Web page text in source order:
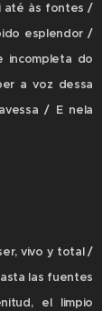
até às fontes /
esplendor /
incompleta do
a voz dessa
/ E nela
vivo y total /
las fuentes
el limpio